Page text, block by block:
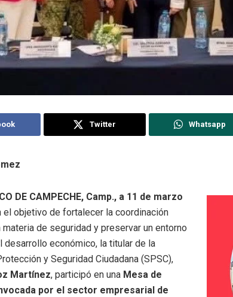
Twitter Whatsapp
DE CAMPECHE, Camp., a 11 de marzo
el objetivo de fortalecer la coordinación
de seguridad y preservar un entorno
desarrollo económico, la titular de la
y Seguridad Ciudadana (SPSC),
Martínez, participó en una Mesa de
por el sector empresarial de